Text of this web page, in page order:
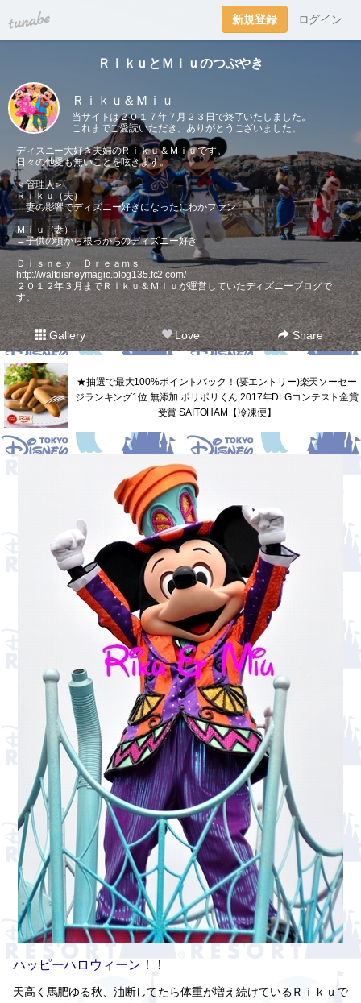
tuna.be 新規登録 ログイン
ＲｉｋｕとＭｉｕのつぶやき
Ｒｉｋｕ＆Ｍｉｕ
当サイトは２０１７年７月２３日で終了いたしました。
これまでご愛読いただき、ありがとうございました。
ディズニー大好き夫婦のＲｉｋｕ＆Ｍｉｕです。
日々の他愛も無いことを呟きます。
＜管理人＞
Ｒｉｋｕ（夫）
→妻の影響でディズニー好きになったにわかファン
Ｍｉｕ（妻）
→子供の頃から根っからのディズニー好き
Ｄｉｓｎｅｙ Ｄｒｅａｍｓ
http://waltdisneymagic.blog135.fc2.com/
２０１２年３月までＲｉｋｕ＆Ｍｉｕが運営していたディズニーブログで
す。
Gallery Love Share
★抽選で最大100%ポイントバック！(要エントリー)楽天ソーセー
ジランキング1位 無添加 ポリポリくん 2017年DLGコンテスト金賞
受賞 SAITOHAM【冷凍便】
ハッピーハロウィーン！！
天高く馬肥ゆる秋、油断してたら体重が増え続けているＲｉｋｕで